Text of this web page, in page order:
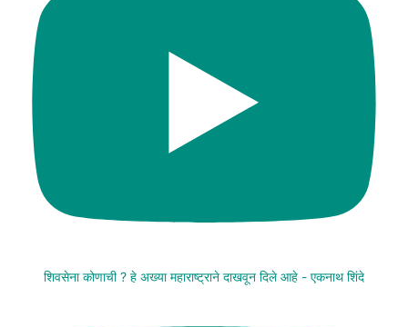
शिवसेना कोणाची ? हे अख्या महाराष्ट्राने दाखवून दिले आहे - एकनाथ शिंदे